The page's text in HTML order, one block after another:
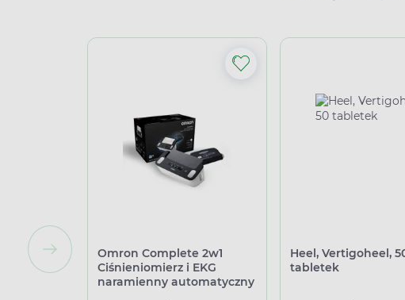
Omron Complete 2w1
Ciśnieniomierz i EKG
naramienny automatyczny
Heel, Vertigoheel,
tabletek